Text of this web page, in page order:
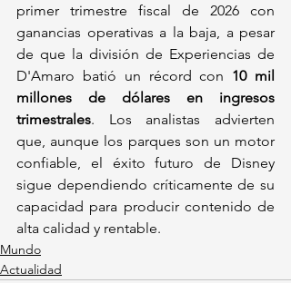
primer trimestre fiscal de 2026 con
ganancias operativas a la baja, a pesar
de que la división de Experiencias de
D'Amaro batió un récord con 10 mil
millones de dólares en ingresos
trimestrales. Los analistas advierten
que, aunque los parques son un motor
confiable, el éxito futuro de Disney
sigue dependiendo críticamente de su
capacidad para producir contenido de
alta calidad y rentable.
Mundo
Actualidad